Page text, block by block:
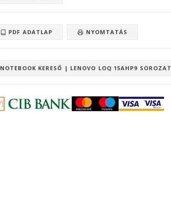
PDF ADATLAP NYOMTATÁS
NOTEBOOK KERESŐ | LENOVO LOQ 15AHP9 SOROZAT